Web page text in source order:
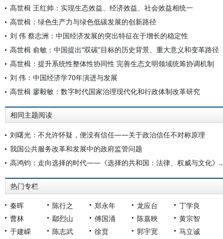
高世楫 王红帅：实现生态效益、经济效益、社会效益相统一
高世楫：绿色生产力与绿色低碳发展的创新路径
刘 伟 蔡志洲：中国经济发展的突出特征在于增长的稳定性
高世楫 俞敏：中国提出“双碳”目标的历史背景、重大意义和变革路径
高世楫：提升系统性整体性协同性 完善生态文明领域统筹协调机制
刘 伟：中国经济学70年演进与发展
高世楫 廖毅敏：数字时代国家治理现代化和行政体制改革研究
相同主题阅读
刘曙光：不允许怀疑，便没有信任——关于政治信任不对称原理
我国公共服务改革和发展中的政府监管问题
高鸿钧：走向选择的时代——《
热门专栏
秦晖 陈行之 郑永年 龙应台
丁学良
曹林
鄢烈山 傅国涌 陈嘉映
黄宗智
于建嵘
陈志武 徐贲 郭宇宽 马立诚